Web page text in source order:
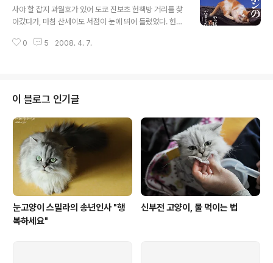
아오니 일이 잔뜩 밀려 있네요; 여행 중에 찍은 사진은 정리
해서 포토앨범으로 만들어볼 예정입니다. 작년에 찍은 사
이번에는 글도 많이 넣어볼 거라서 들어갈 컨텐츠를 정리
사야 할 잡지 과월호가 있어 도쿄 진보초 헌책방 거리를 찾
아갔다가, 마침 산세이도 서점이 눈에 띄어 들렀었다. 헌책
은 고색창연한 인상이다. 건물 벽에 'SINCE 1881'이라고
기로 결심했는데, 그냥 그때 확 다 사 버리는 게 나았을 텐
데 지금 생각해보니 아쉽다. 그날 심사숙고 끝에 골랐던 책
은 이것. 일본 뿐 아니라 세계의 길고양이들을 담았는데, 멋
지고 익살스러운 사진들이 많다. 무엇보다도 표지가 사랑
스럽다. 콧방울 풍선을 매단 고양이라니! 판권을 보니 200
5년 5월 출간된 책인..
0 5 2008. 4. 7.
이 블로그 인기글
눈고양이 스밀라의 송년인사 "행
복하세요"
신부전 고양이, 물 먹이는 법